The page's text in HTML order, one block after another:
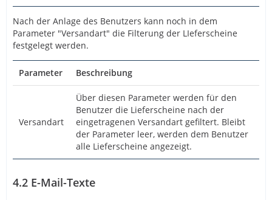
Nach der Anlage des Benutzers kann noch in dem
Parameter "Versandart" die Filterung der LIeferscheine
festgelegt werden.
Parameter Beschreibung
Versandart
Über diesen Parameter werden für den
Benutzer die Lieferscheine nach der
eingetragenen Versandart gefiltert. Bleibt
der Parameter leer, werden dem Benutzer
alle Lieferscheine angezeigt.
4.2 E-Mail-Texte